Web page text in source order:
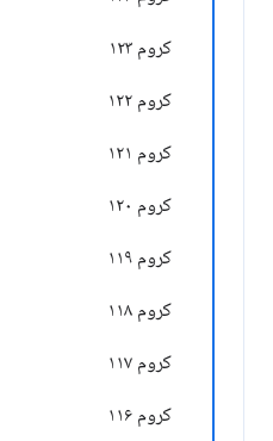
کروم ۱۲۳
کروم ۱۲۲
کروم ۱۲۱
کروم ۱۲۰
کروم ۱۱۹
کروم ۱۱۸
کروم ۱۱۷
کروم ۱۱۶